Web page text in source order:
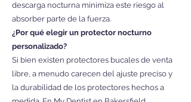
descarga nocturna minimiza este riesgo al
absorber parte de la fuerza.
¿Por qué elegir un protector nocturno
personalizado?
Si bien existen protectores bucales de venta
libre, a menudo carecen del ajuste preciso y
la durabilidad de los protectores hechos a